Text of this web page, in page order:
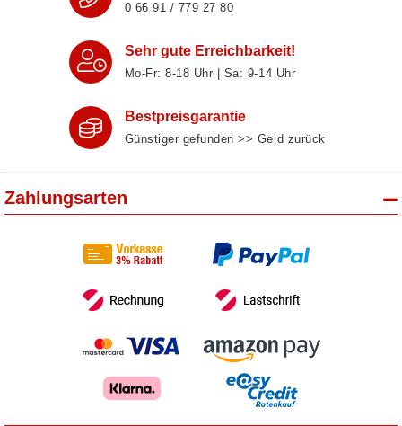
0 66 91 / 779 27 80
Sehr gute Erreichbarkeit!
Mo-Fr: 8‑18 Uhr | Sa: 9‑14 Uhr
Bestpreisgarantie
Günstiger gefunden >> Geld zurück
Zahlungsarten